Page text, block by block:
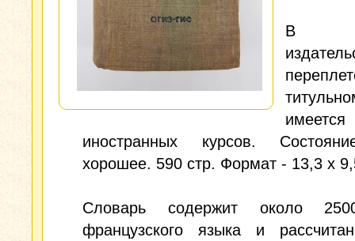
В
иностранных курсов.
хорошее. 590 стр. Формат - 13,3 х
Словарь содержит около
французского языка и